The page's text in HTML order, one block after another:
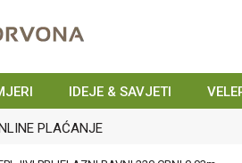
IDEJE & SAVJETI
PLAĆANJE